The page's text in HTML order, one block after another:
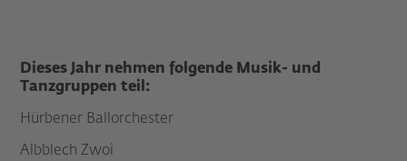
Dieses Jahr nehmen folgende Musik- und
Tanzgruppen teil:
Hürbener Ballorchester
Albblech Zwoi